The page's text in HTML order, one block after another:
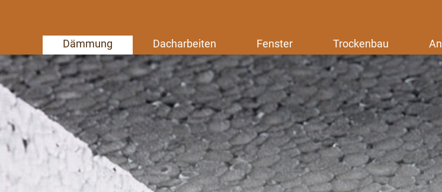
Dämmung Dacharbeiten Fenster Trockenbau